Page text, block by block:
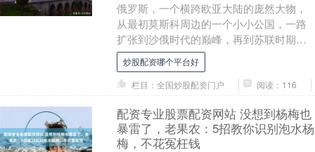
俄罗斯，一个横跨欧亚大陆的庞然大物，
从最初莫斯科周边的一个小小公国，一路
扩张到沙俄时代的巅峰，再到苏联时期的
超级大国炒股配资哪个平台好，如今依然
是全球领土面积最....
炒股配资哪个平台好
栏目：全国炒股配资门户
阅读：116
配资专业股票配资网站 没想到杨梅也
暴雷了，老果农：5招教你识别泡水杨
梅，不花冤枉钱